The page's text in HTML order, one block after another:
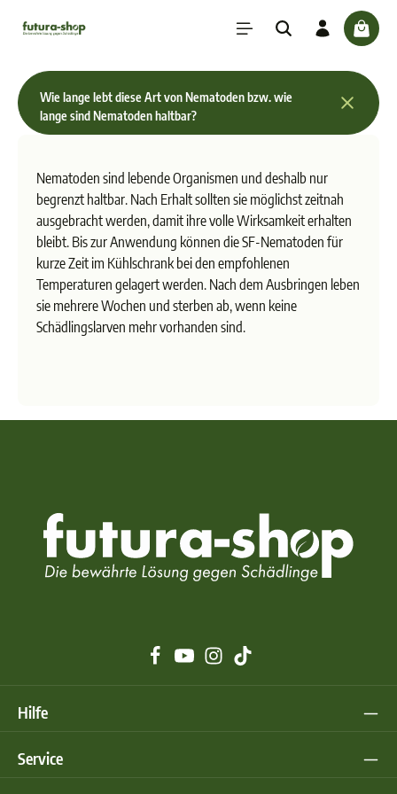
springen
Wie lange lebt diese Art von Nematoden bzw. wie
lange sind Nematoden haltbar?
Nematoden sind lebende Organismen und deshalb nur
begrenzt haltbar. Nach Erhalt sollten sie möglichst zeitnah
ausgebracht werden, damit ihre volle Wirksamkeit erhalten
bleibt. Bis zur Anwendung können die SF-Nematoden für
kurze Zeit im Kühlschrank bei den empfohlenen
Temperaturen gelagert werden. Nach dem Ausbringen leben
sie mehrere Wochen und sterben ab, wenn keine
Schädlingslarven mehr vorhanden sind.
Hilfe
Service